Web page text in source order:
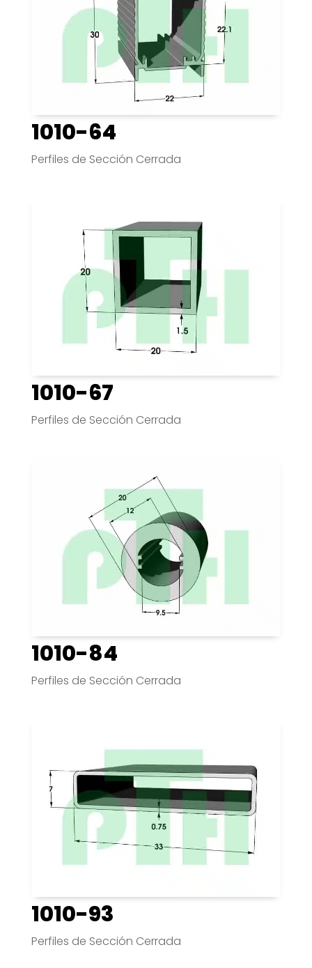
1010-64
Perfiles de Sección Cerrada
1010-67
Perfiles de Sección Cerrada
1010-84
Perfiles de Sección Cerrada
1010-93
Perfiles de Sección Cerrada